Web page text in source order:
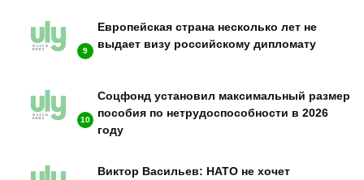
9
Европейская страна несколько лет не
выдает визу российскому дипломату
10
Соцфонд установил максимальный размер
пособия по нетрудоспособности в 2026
году
Виктор Васильев: НАТО не хочет